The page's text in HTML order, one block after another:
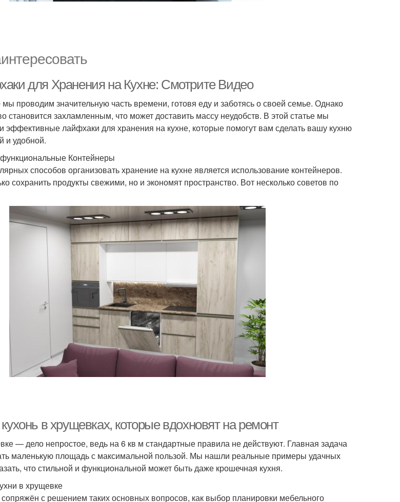
для Хранения на Кухне: Смотрите Видео
мы проводим значительную часть времени, готовя еду и заботясь о своей семье. Однако
становится захламленным, что может доставить массу неудобств. В этой статье мы
эффективные лайфхаки для хранения на кухне, которые помогут вам сделать вашу кухню
и удобной.
Контейнеры
способов организовать хранение на кухне является использование контейнеров.
сохранить продукты свежими, но и экономят пространство. Вот несколько советов по
в хрущевках, которые вдохновят на ремонт
— дело непростое, ведь на 6 кв м стандартные правила не действуют. Главная задача
маленькую площадь с максимальной пользой. Мы нашли реальные примеры удачных
что стильной и функциональной может быть даже крошечная кухня.
в хрущевке
с решением таких основных вопросов, как выбор планировки мебельного